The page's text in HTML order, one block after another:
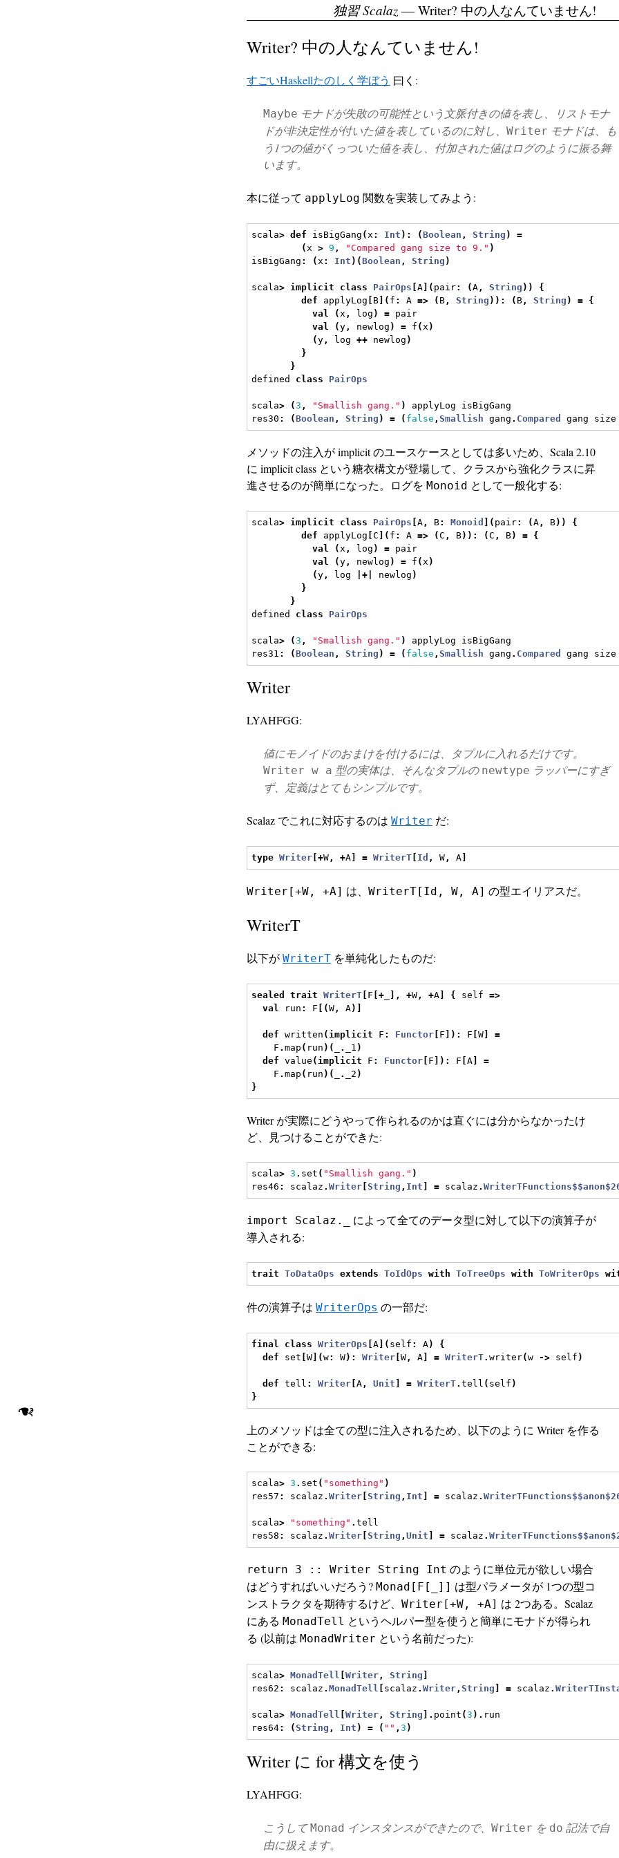
❧
Writer? 中の人なんていません!
すごいHaskellたのしく学ぼう 曰く:
Maybe モナドが失敗の可能性という文脈付きの値を表し、リストモナ
ドが非決定性が付いた値を表しているのに対し、 Writer モナドは、も
う1つの値がくっついた値を表し、付加された値はログのように振る舞
います。
本に従って applyLog 関数を実装してみよう:
scala> def isBigGang (x : Int ): (Boolean , String )
=
(x > 9 , "Compared gang size to 9." )
isBigGang : (x : Int )(Boolean , String )
scala> implicit class PairOps [A ]( pair: (A, String ))
{
def applyLog B ]( f : A => ( B, String )): ( B, String ) = {
val
(x , log ) = pair
val
(y, newlog ) = f (x )
(y, log ++ newlog )
}
}
defined class PairOps
scala> (3 , "Smallish gang." )
applyLog isBigGang
res30 : (Boolean , String ) = ( false ,Smallish gang . Compared gang
メソッドの注入が implicit のユースケースとしては多いため、Scala 2.10
に implicit class という糖衣構文が登場して、クラスから強化クラスに昇
進させるのが簡単になった。ログを Monoid として一般化する:
scala> implicit class PairOps [A, B: Monoid ]( pair: (A, B))
{
def applyLog [C ]( f : A => (C , B)): (C , B) = {
val
(x , log ) = pair
val
(y, newlog ) = f (x )
(y, log |+| newlog )
}
}
defined class PairOps
scala> (3 , "Smallish gang." )
applyLog isBigGang
res31 : (Boolean , String ) = ( false ,Smallish gang . Compared gang
Writer
LYAHFGG:
値にモノイドのおまけを付けるには、タプルに入れるだけです。
Writer w a 型の実体は、そんなタプルの newtype ラッパーにすぎ
ず、定義はとてもシンプルです。
Scalaz でこれに対応するのは Writer だ:
type Writer [+W, +A = WriterT Id , W, A
Writer[+W, +A] は、 WriterT[Id, W, A] の型エイリアスだ。
WriterT
以下が WriterT を単純化したものだ:
sealed trait WriterT F [+ ], +W, +A { self =>
val run : F [(W, A)]
def written (implicit F : Functor F ]): F [W
=
F .map ( run )( . _1 )
def value (implicit F : Functor F ]): F [A
=
F .map ( run )( . _2 )
}
Writer が実際にどうやって作られるのかは直ぐには分からなかったけ
ど、見つけることができた:
scala> 3 . set ( "Smallish gang." )
res46 : scalaz .Writer [String , Int = scalaz .
import Scalaz._
によって全てのデータ型に対して以下の演算子が
導入される:
trait ToDataOps extends ToIdOps with ToTreeOps with ToWriterOps
件の演算子は WriterOps の一部だ:
final class WriterOps [A ]( self : A)
{
def set [W ](w: W): Writer [W, A = WriterT.writer(w -> self )
def tell : Writer [A, Unit = WriterT.tell ( self )
}
上のメソッドは全ての型に注入されるため、以下のように Writer を作る
ことができる:
scala> 3 . set ( "something" )
res57 : scalaz .Writer [String , Int = scalaz .
scala> "something" .tell
res58 : scalaz .Writer [String ,Unit = scalaz .
return 3 :: Writer String Int のように単位元が欲しい場合
はどうすればいいだろう? Monad[F[_]] は型パラメータが 1つの型コ
ンストラクタを期待するけど、 Writer[+W, +A] は 2つある。Scalaz
にある MonadTell というヘルパー型を使うと簡単にモナドが得られ
る (以前は MonadWriter という名前だった):
scala> MonadTell [Writer, String
res62 : scalaz .MonadTell scalaz .Writer,String = scalaz .
scala> MonadTell [Writer, String ]. point (3 ). run
res64: (String , Int ) = ( "" ,3 )
Writer に for 構文を使う
LYAHFGG:
こうしてMonad インスタンスができたので、 Writer を do 記法で自
由に扱えます。
独習 Scalaz— Writer? 中の人なんていません!